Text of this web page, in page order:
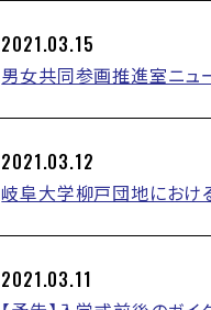
2021.03.15
男女共同参画推進室ニュ
2021.03.12
岐阜大学柳戸団地におけ
2021.03.11